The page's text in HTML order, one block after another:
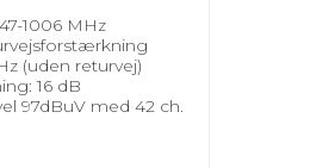
1006 MHz
(uden returvej)
16 dB
97dBuV med 42 ch.